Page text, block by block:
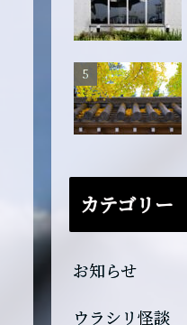
カテゴリー
お知らせ
ウラシリ怪談